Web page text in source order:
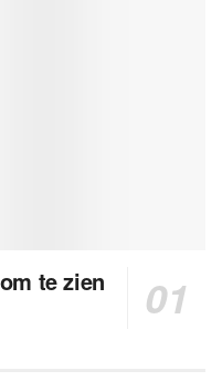
te zien